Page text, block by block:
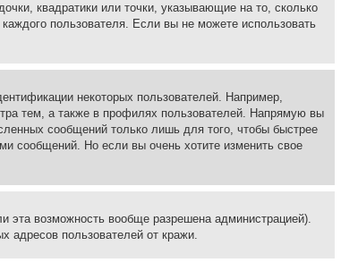
квадратики или точки, указывающие на то, сколько
пользователя. Если вы не можете использовать
некоторых пользователей. Например,
тем, а также в профилях пользователей. Напрямую вы
сообщений только лишь для того, чтобы быстрее
сообщений. Но если вы очень хотите изменить свое
эта возможность вообще разрешена администрацией).
адресов пользователей от кражи.